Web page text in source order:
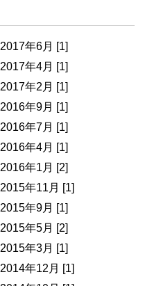
2017年6月 [1]
2017年4月 [1]
2017年2月 [1]
2016年9月 [1]
2016年7月 [1]
2016年4月 [1]
2016年1月 [2]
2015年11月 [1]
2015年9月 [1]
2015年5月 [2]
2015年3月 [1]
2014年12月 [1]